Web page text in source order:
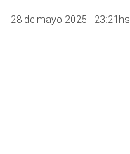
28 de mayo 2025 - 23:21hs